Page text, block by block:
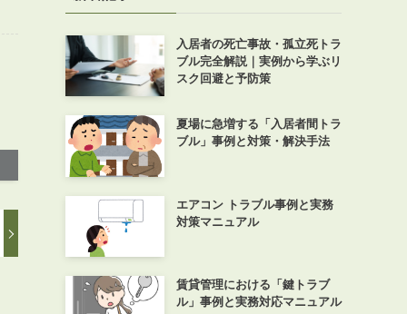
入居者の死亡事故・孤立死トラ
ブル完全解説｜実例から学ぶリ
スク回避と予防策
夏場に急増する「入居者間トラ
ブル」事例と対策・解決手法
エアコン トラブル事例と実務
対策マニュアル
賃貸管理における「鍵トラブ
ル」事例と実務対応マニュアル